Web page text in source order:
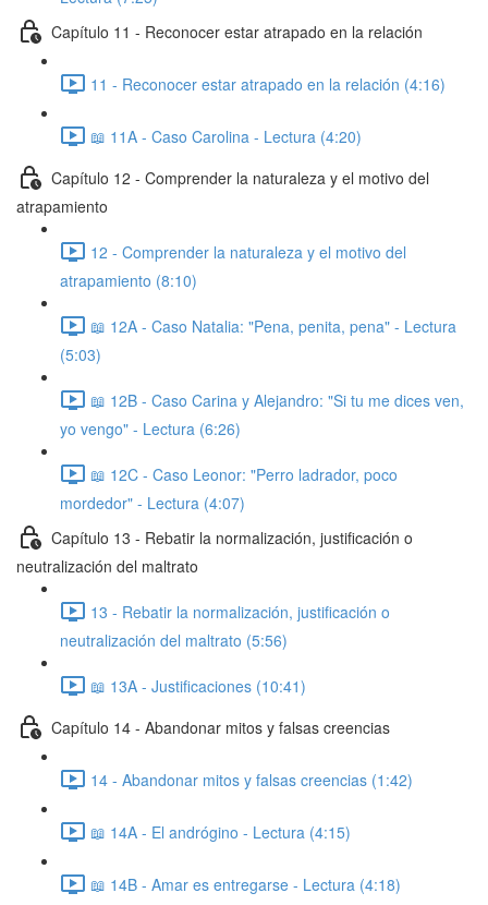
Capítulo 11 - Reconocer estar atrapado en la relación
11 - Reconocer estar atrapado en la relación (4:16)
📖 11A - Caso Carolina - Lectura (4:20)
Capítulo 12 - Comprender la naturaleza y el motivo del
atrapamiento
12 - Comprender la naturaleza y el motivo del
atrapamiento (8:10)
📖 12A - Caso Natalia: "Pena, penita, pena" - Lectura
(5:03)
📖 12B - Caso Carina y Alejandro: "Si tu me dices ven,
yo vengo" - Lectura (6:26)
📖 12C - Caso Leonor: "Perro ladrador, poco
mordedor" - Lectura (4:07)
Capítulo 13 - Rebatir la normalización, justificación o
neutralización del maltrato
13 - Rebatir la normalización, justificación o
neutralización del maltrato (5:56)
📖 13A - Justificaciones (10:41)
Capítulo 14 - Abandonar mitos y falsas creencias
14 - Abandonar mitos y falsas creencias (1:42)
📖 14A - El andrógino - Lectura (4:15)
📖 14B - Amar es entregarse - Lectura (4:18)